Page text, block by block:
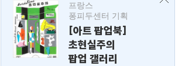
프랑스
퐁피두센터 기획
[아트 팝업북]
초현실주의
팝업 갤러리